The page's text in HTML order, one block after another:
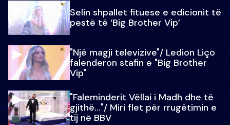
Selin shpallet fituese e edicionit të
pestë të ‘Big Brother Vip’
"Një magji televizive"/ Ledion Liço
falenderon stafin e "Big Brother
Vip"
"Faleminderit Vëllai i Madh dhe të
gjithë…"/ Miri flet për rrugëtimin e
tij në BBV